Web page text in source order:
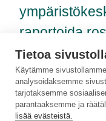
Tietoa
Käytämme
analysoidaksemme
tarjotaksemme
parantaaksemme ja
lisää evästeistä.
raportoida
Havainnot
selvittämään
tukkimaan